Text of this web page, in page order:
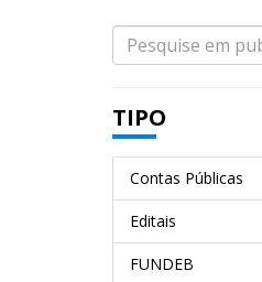
TIPO
Contas Públicas
Editais
FUNDEB